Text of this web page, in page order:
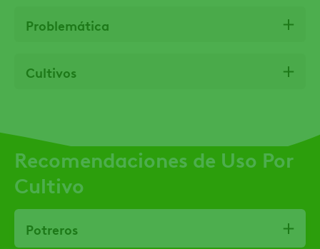
Problemática
Cultivos
Recomendaciones de Uso Por
Cultivo
Potreros